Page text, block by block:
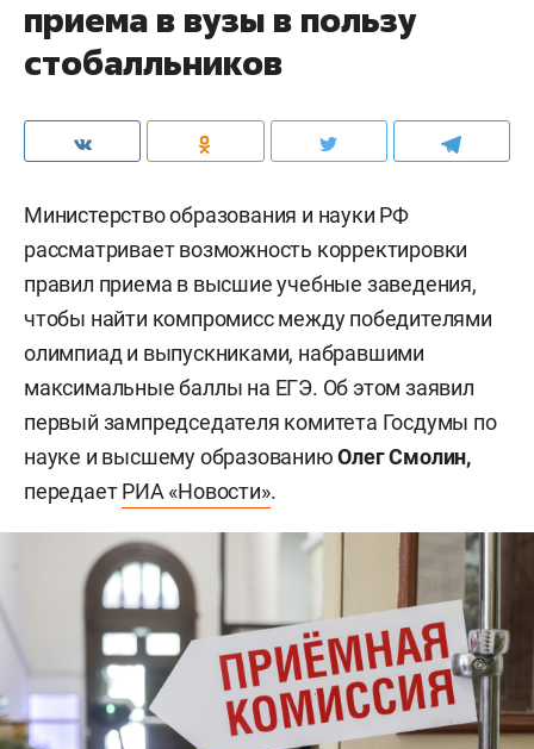
приема в вузы в пользу
стобалльников
Министерство образования и науки РФ
рассматривает возможность корректировки
правил приема в высшие учебные заведения,
чтобы найти компромисс между победителями
олимпиад и выпускниками, набравшими
максимальные баллы на ЕГЭ. Об этом заявил
первый зампредседателя комитета Госдумы по
науке и высшему образованиюОлег Смолин,
передаетРИА «Новости».